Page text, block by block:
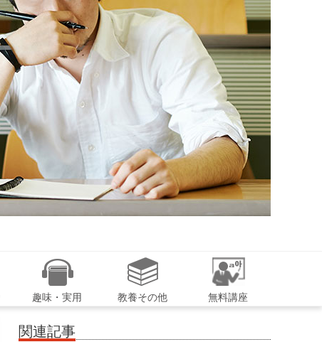
趣味・実用 教養その他 無料講座
関連記事